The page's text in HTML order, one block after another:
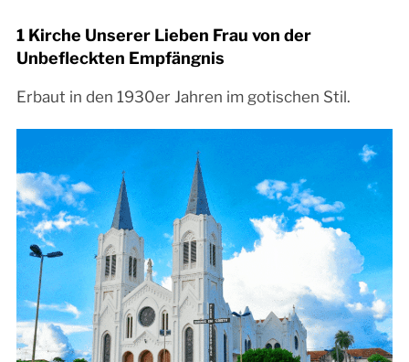
1 Kirche Unserer Lieben Frau von der
Unbefleckten Empfängnis
Erbaut in den 1930er Jahren im gotischen Stil.